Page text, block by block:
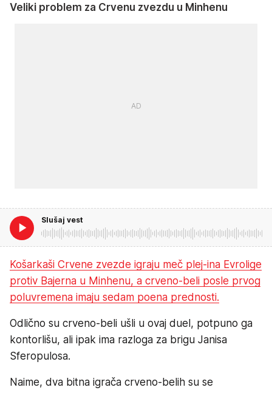
Veliki problem za Crvenu zvezdu u Minhenu
Slušaj vest
Košarkaši Crvene zvezde igraju meč plej-ina Evrolige
protiv Bajerna u Minhenu, a crveno-beli posle prvog
poluvremena imaju sedam poena prednosti.
Odlično su crveno-beli ušli u ovaj duel, potpuno ga
kontorlišu, ali ipak ima razloga za brigu Janisa
Sferopulosa.
Naime, dva bitna igrača crveno-belih su se